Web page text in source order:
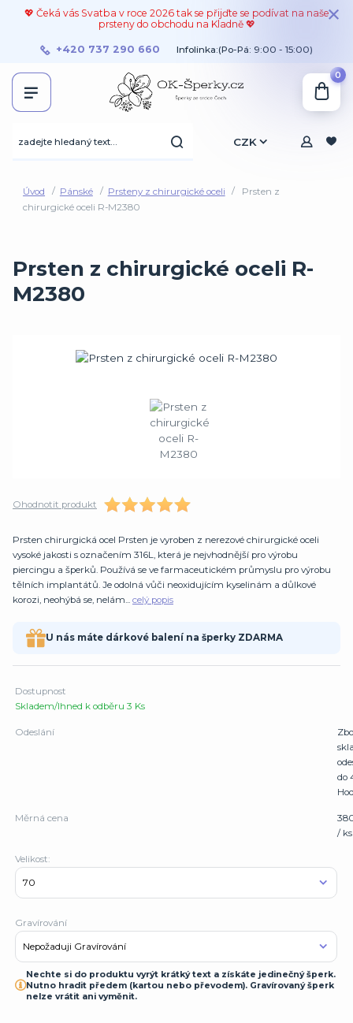
💖 Čeká vás Svatba v roce 2026 tak se přijďte se podívat na naše
prsteny do obchodu na Kladně 💖
CZK
+420 737 290 660 Infolinka:(Po-Pá: 9:00 - 15:00)
0
Úvod Pánské Prsteny z chirurgické oceli
Prsten z
chirurgické oceli R-M2380
Prsten z chirurgické oceli R-
M2380
Ohodnotit produkt
Prsten chirurgická ocel Prsten je vyroben z nerezové chirurgické oceli
vysoké jakosti s označením 316L, která je nejvhodnější pro výrobu
piercingu a šperků. Používá se ve farmaceutickém průmyslu pro výrobu
tělních implantátů. Je odolná vůči neoxidujícím kyselinám a důlkové
korozi, neohýbá se, nelám... celý popis
U nás máte dárkové balení na šperky ZDARMA
Dostupnost
Skladem/Ihned k odběru 3 Ks
Odeslání
do
Měrná cena
/ ks
Velikost:
Gravírování
Nechte si do produktu vyrýt krátký text a získáte jedinečný šperk.
Nutno hradit předem (kartou nebo převodem). Gravírovaný šperk
nelze vrátit ani vyměnit.